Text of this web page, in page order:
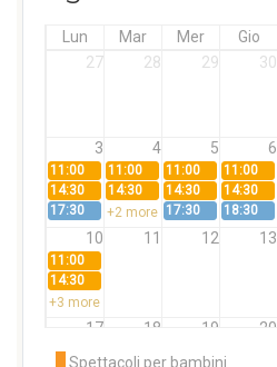
Lun Mar Mer Gio
27
28 29 30
3 4 5 6
11:00 11:00 11:00 11:00
14:30
14:30 14:30 14:30
17:30
+2 more 17:30 18:30
10 11 12 13
11:00
14:30
+3 more
17 18 19 20
11:00
Spettacoli per bambini